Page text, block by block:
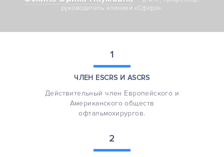
руководитель клиники «Сфера».
1
ЧЛЕН ESCRS И ASCRS
Действительный член Европейского и
Американского обществ
офтальмохирургов.
2